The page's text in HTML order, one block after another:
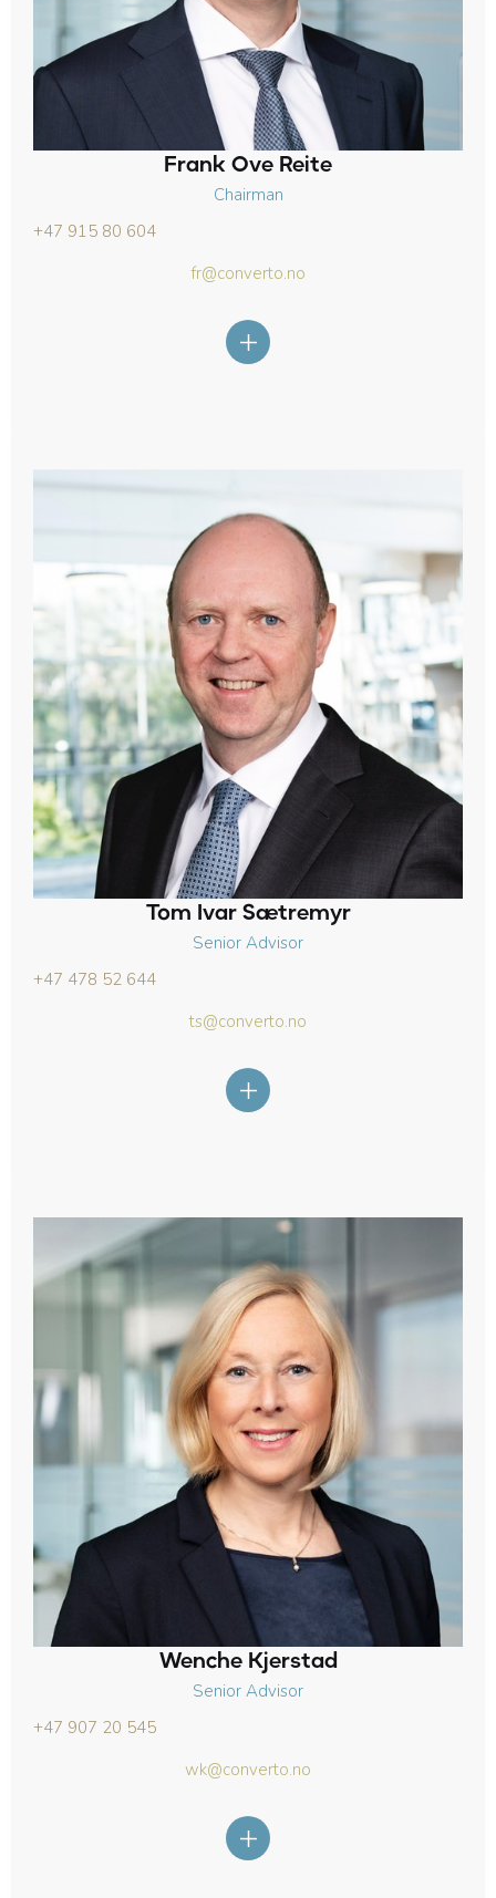
Frank Ove Reite
Chairman
+47 915 80 604
fr@converto.no
Tom Ivar Sætremyr
Senior Advisor
+47 478 52 644
ts@converto.no
Wenche Kjerstad
Senior Advisor
+47 907 20 545
wk@converto.no